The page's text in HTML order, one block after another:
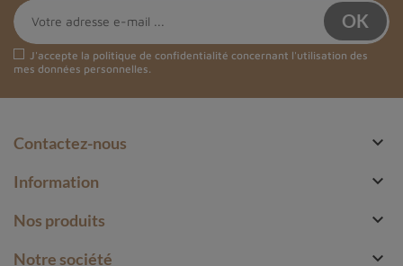
J'accepte la politique de confidentialité concernant l'utilisation des
mes données personnelles.
Contactez-nous 
Information 
Nos produits 
Notre société 